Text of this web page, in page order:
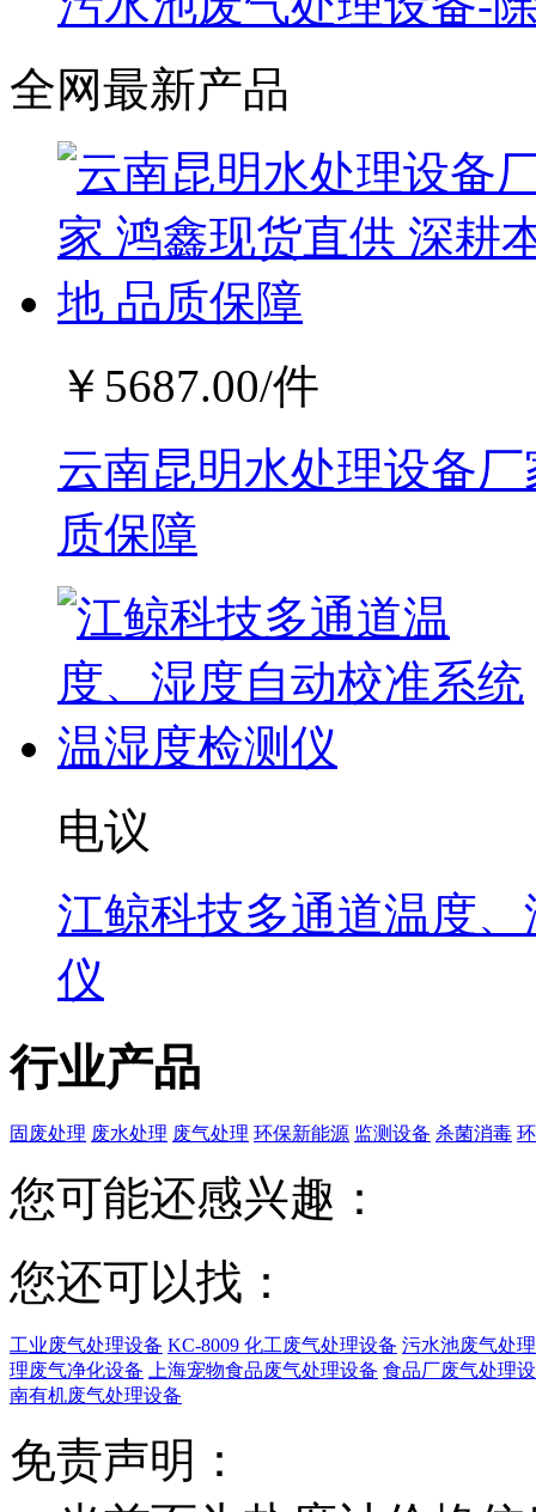
全网最新产品
￥ 5687.00/件
云南昆明水处理设备
质保障
电议
江鲸科技多通道温度
仪
行业产品
固废处理 废水处理 废气处理 环保新能源 监测设备 杀菌消毒
您可能还感兴趣：
您还可以找：
工业废气处理设备 KC-8009 化工废气处理设备 污水池废气处
理废气净化设备
上海宠物食品废气处理设备 食品厂废气处理
南有机废气处理设备
免责声明：